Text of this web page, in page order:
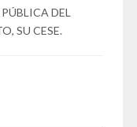
DEL
SU CESE.